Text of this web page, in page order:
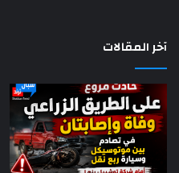
آخر المقالات